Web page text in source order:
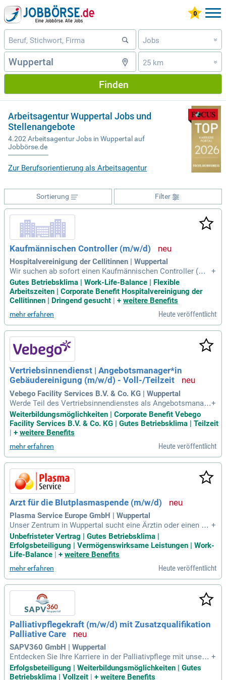
Jobs »
25 km »
Finden
Arbeitsagentur Wuppertal Jobs und
Stellenangebote
4.202 Arbeitsagentur Jobs in Wuppertal auf
Jobbörse.de
Zur Berufsorientierung als Arbeitsagentur
Filter
Sortierung
Kaufmännischen Controller (m/w/d)
Hospitalvereinigung der Cellitinnen | Wuppertal
Wir suchen ab sofort einen Kaufmännischen Controller (m/
w/d) in Voll- oder Teilzeit für die Standorte Wuppertal-Barme
n und Wuppertal-Elberfeld. Ihre Hauptaufgaben umfassen da
s Management des strategischen und operativen Erlös- und
orecasts und Business Case Berechnungen. Zudem arbeiten
Sie eng mit der Finanzbuchhaltung an Monats- und Jahresab
schlüssen zusammen. Mit einem erfolgreichen Studienabsc
hluss in Wirtschaftswissenschaften oder Gesundheitsökon
omie sind Sie bestens qualifiziert. Idealerweise bringen Sie
relevante Berufserfahrung aus dem Krankenhaus mit und sin
d motiviert, Wirtschaftlichkeitsanalysen durchzuführen und
Optimierungspotenziale zu identifizieren.
+
Gutes Betriebsklima | Work-Life-Balance | Flexible
Arbeitszeiten | Corporate Benefit Hospitalvereinigung der
Cellitinnen | Dringend gesucht
+ weitere Benefits
mehr erfahren Heute veröffentlicht
Vertriebsinnendienst | Angebotsmanager*in
Gebäudereinigung (m/w/d) - Voll-/Teilzeit
Vebego Facility Services B.V. & Co. KG | Wuppertal
Werde Teil des Vertriebsinnendienstes als Angebotsmanag
er*in für Gebäudereinigung (m/w/d) bei Vebego in Wupperta
l! Wir bieten flexible Arbeitszeiten in Voll- oder Teilzeit (25–
40 Stunden/Woche), auch im hybriden Modell. Vebego ist ei
hr als 40.000 engagierten Mitarbeitenden. Unser Ziel ist es,
ansprechende Arbeitsumgebungen zu schaffen und herausr
agende Dienstleistungen anzubieten. Dazu gehören Gebäud
ereinigung, Sicherheitsdienste, Grünpflege und Technisches
Gebäudemanagement. Bei uns erwarten dich sinnstiftende
Aufgaben und Entwicklungsmöglichkeiten in einem unterstü
tzenden Team.
+
Weiterbildungsmöglichkeiten | Corporate Benefit Vebego
Facility Services B.V. & Co. KG | Gutes Betriebsklima | Teilzeit
| + weitere Benefits
mehr erfahren Heute veröffentlicht
Arzt für die Blutplasmaspende (m/w/d)
Plasma Service Europe GmbH | Wuppertal
Unser Zentrum in Wuppertal sucht eine Ärztin oder einen Ar
zt (m/w/d) mit gültiger Approbation zur Teamverstärkung. W
ir heißen auch Berufseinsteiger herzlich willkommen! Genie
ßen Sie geregelte Arbeitszeiten, die eine ideale Balance zwi
asmaspenden medizinisch an und profitieren Sie von einem
unbefristeten Arbeitsvertrag sowie langfristigen Perspektive
n. Zu Ihren Aufgaben gehören die ärztliche Betreuung der Sp
ender und die Befundung von Laborergebnissen. Bewerben S
ie sich jetzt für diese spannende Gelegenheit und werden Si
e Teil unseres engagierten Teams!
+
Unbefristeter Vertrag | Gutes Betriebsklima |
Erfolgsbeteiligung | Vermögenswirksame Leistungen | Work-
Life-Balance | + weitere Benefits
mehr erfahren Heute veröffentlicht
Palliativpflegekraft (m/w/d) mit Zusatzqualifikation
Palliative Care
SAPV360 GmbH | Wuppertal
Entdecken Sie Ihre Karriere in der Palliativpflege mit unserer
Weiterbildung in Palliative Care! Wir erwarten einen Führers
chein Klasse B sowie Empathie und einen respektvollen Um
+
Erfolgsbeteiligung | Weiterbildungsmöglichkeiten | Gutes
Betriebsklima | Vollzeit
+ weitere Benefits